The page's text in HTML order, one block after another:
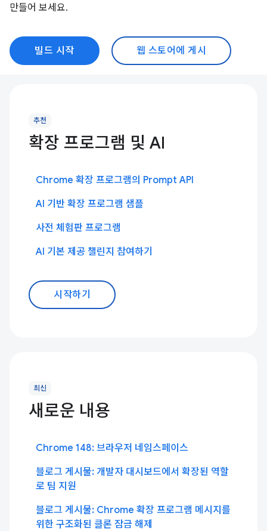
만들어 보세요.
빌드 시작 웹 스토어에 게시
추천
확장 프로그램 및 AI
Chrome 확장 프로그램의 Prompt API
AI 기반 확장 프로그램 샘플
사전 체험판 프로그램
AI 기본 제공 챌린지 참여하기
시작하기
최신
새로운 내용
Chrome 148: 브라우저 네임스페이스
블로그 게시물: 개발자 대시보드에서 확장된 역할
로 팀 지원
블로그 게시물: Chrome 확장 프로그램 메시지를
위한 구조화된 클론 잠금 해제